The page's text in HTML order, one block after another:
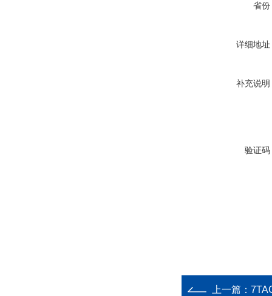
省份
详细地址
补充说明
验证码
上一篇：